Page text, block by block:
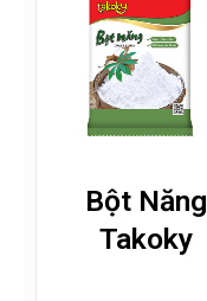
Bột Năng
Takoky